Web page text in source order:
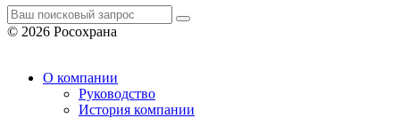
© 2026 Росохрана
О компании
Руководство
История компании